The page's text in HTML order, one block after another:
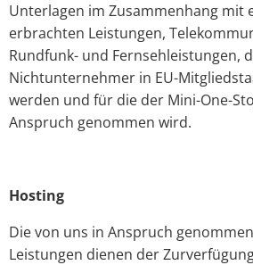
Unterlagen im Zusammenhang mit
erbrachten Leistungen,
Rundfunk- und Fernsehleistungen,
Nichtunternehmer in EU-
werden und für die der Mini-One-
Anspruch genommen wird.
Hosting
Die von uns in Anspruch
Leistungen dienen der